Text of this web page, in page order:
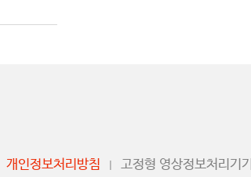
개인정보처리방침 고정형 영상정보처리기기